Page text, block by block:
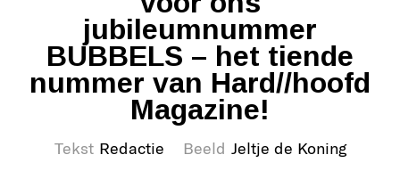
jubileumnummer
BUBBELS – het tiende
nummer van Hard//hoofd
Magazine!
Tekst Redactie Beeld Jeltje de Koning